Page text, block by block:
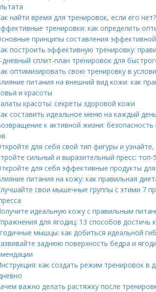
найти время для тренировок, если его
тренировки: как определить
принципы составления
построить эффективную тренировку:
дневный сплит-план тренировок для
оптимизировать свою тренировку в
питания на внешний вид кожи: как
и красоты
красоты: секреты здоровой кожи
составить идеальное меню на каждый
к активной жизни:
для себя свой тип фигуры и
сильный и выразительный пресс:
для себя эффективные продукты
питания на кожу: как правильная
свои мышечные группы с этими 7
идеальную кожу с правильным
для ягодиц: 13 способов достичь
мышцы: как добиться идеальной
заднюю поверхность бедра и
как создать режим тренировок в
важно делать растяжку после